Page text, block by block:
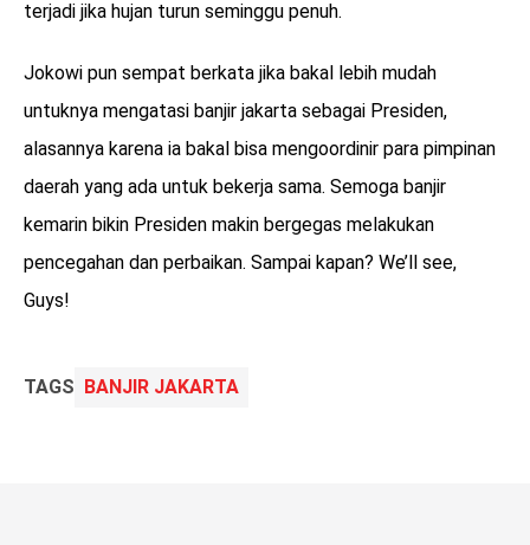
terjadi jika hujan turun seminggu penuh.
Jokowi pun sempat berkata jika bakal lebih mudah
untuknya mengatasi banjir jakarta sebagai Presiden,
alasannya karena ia bakal bisa mengoordinir para pimpinan
daerah yang ada untuk bekerja sama. Semoga banjir
kemarin bikin Presiden makin bergegas melakukan
pencegahan dan perbaikan. Sampai kapan? We’ll see,
Guys!
TAGS BANJIR JAKARTA